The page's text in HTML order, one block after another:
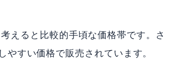
えると比較的手頃な価格帯です。さ
すい価格で販売されています。